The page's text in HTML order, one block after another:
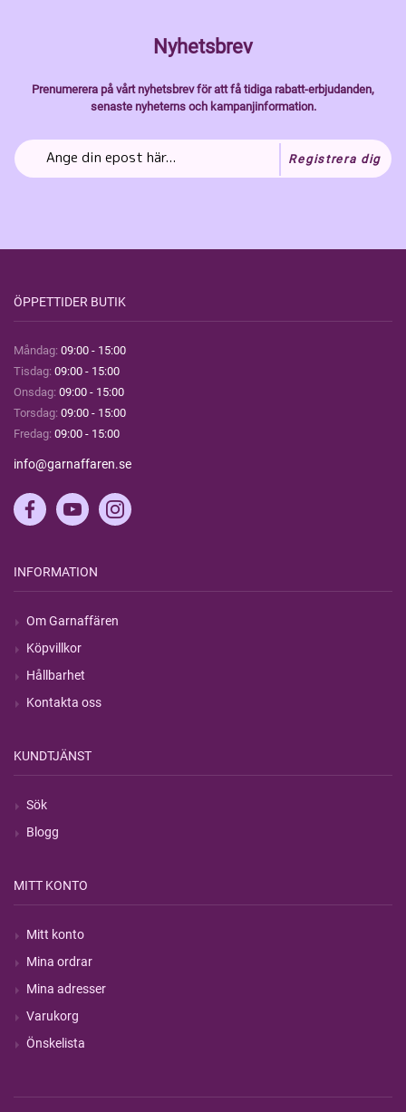
Nyhetsbrev
Prenumerera på vårt nyhetsbrev för att få tidiga rabatt-erbjudanden,
senaste nyheterns och kampanjinformation.
Registrera dig
ÖPPETTIDER BUTIK
Måndag: 09:00 - 15:00
Tisdag: 09:00 - 15:00
Onsdag: 09:00 - 15:00
Torsdag: 09:00 - 15:00
Fredag: 09:00 - 15:00
info@garnaffaren.se
INFORMATION
Om Garnaffären
Köpvillkor
Hållbarhet
Kontakta oss
KUNDTJÄNST
Sök
Blogg
MITT KONTO
Mitt konto
Mina ordrar
Mina adresser
Varukorg
Önskelista